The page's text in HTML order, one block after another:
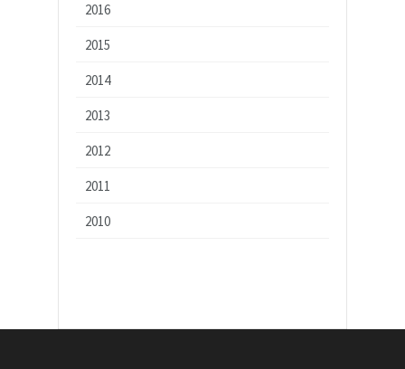
2016
2015
2014
2013
2012
2011
2010